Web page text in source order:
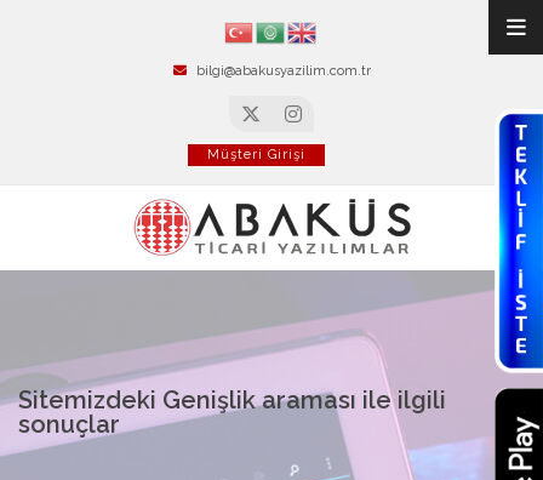
bilgi@abakusyazilim.com.tr
Müşteri Girişi
Sitemizdeki Genişlik araması ile ilgili
sonuçlar